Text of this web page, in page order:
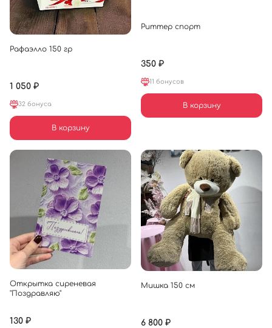
Рафаэлло 150 гр
1 050 ₽
32 бонуса
В корзину
Риттер спорт
350 ₽
11 бонусов
В корзину
Открытка сиреневая
"Поздравляю"
130 ₽
Мишка 150 см
6 800 ₽